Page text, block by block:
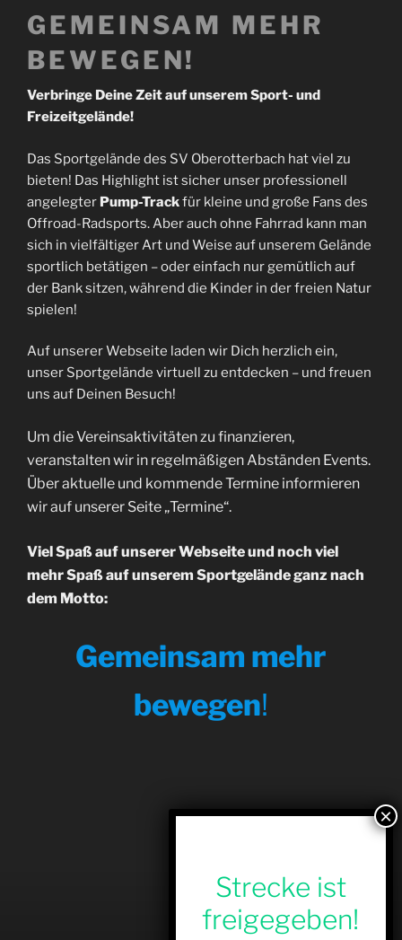
GEMEINSAM MEHR
BEWEGEN!
Verbringe Deine Zeit auf unserem Sport- und
Freizeitgelände!
Das Sportgelände des SV Oberotterbach hat viel zu
bieten! Das Highlight ist sicher unser professionell
angelegter Pump-Trackfür kleine und große Fans des
Offroad-Radsports. Aber auch ohne Fahrrad kann man
sich in vielfältiger Art und Weise auf unserem Gelände
sportlich betätigen – oder einfach nur gemütlich auf
der Bank sitzen, während die Kinder in der freien Natur
spielen!
Auf unserer Webseite laden wir Dich herzlich ein,
unser Sportgelände virtuell zu entdecken – und freuen
uns auf Deinen Besuch!
Um die Vereinsaktivitäten zu finanzieren,
veranstalten wir in regelmäßigen Abständen Events.
Über aktuelle und kommende Termine informieren
wir auf unserer Seite „Termine“.
Viel Spaß auf unserer Webseite und noch viel
mehr Spaß auf unserem Sportgelände ganz nach
dem Motto:
Gemeinsam mehr
bewegen!
Strecke ist
freigegeben!